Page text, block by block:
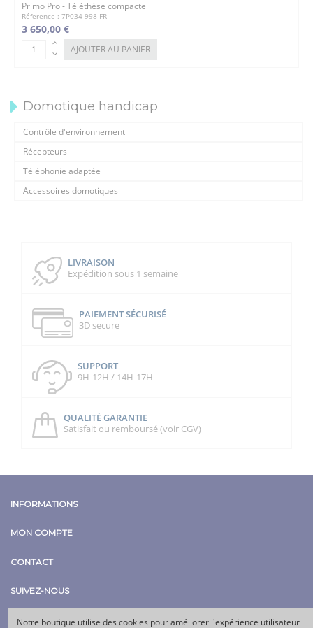
Primo Pro - Téléthèse compacte
Réference : 7P034-998-FR
3 650,00 €
AJOUTER AU PANIER
Domotique handicap
Contrôle d'environnement
Récepteurs
Téléphonie adaptée
Accessoires domotiques
LIVRAISON
Expédition sous 1 semaine
PAIEMENT SÉCURISÉ
3D secure
SUPPORT
9H-12H / 14H-17H
QUALITÉ GARANTIE
Satisfait ou remboursé (voir CGV)
INFORMATIONS
MON COMPTE
CONTACT
SUIVEZ-NOUS
Notre boutique utilise des cookies pour améliorer l'expérience utilisateur